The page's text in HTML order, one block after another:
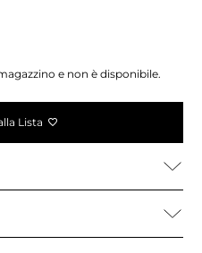
e non è disponibile.
Lista